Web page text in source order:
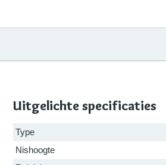
Uitgelichte specificaties
Type
Nishoogte